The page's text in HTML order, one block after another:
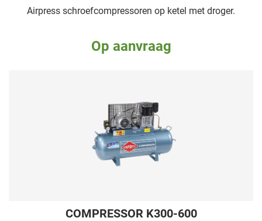
Airpress schroefcompressoren op ketel met droger.
Op aanvraag
COMPRESSOR K300-600